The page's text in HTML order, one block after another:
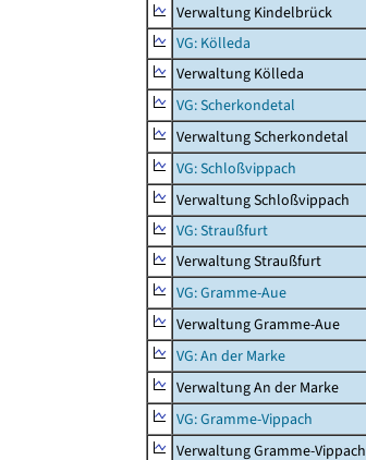
Verwaltung Kindelbrück
VG: Kölleda
Verwaltung Kölleda
VG: Scherkondetal
Verwaltung Scherkondetal
VG: Schloßvippach
Verwaltung Schloßvippach
VG: Straußfurt
Verwaltung Straußfurt
VG: Gramme-Aue
Verwaltung Gramme-Aue
VG: An der Marke
Verwaltung An der Marke
VG: Gramme-Vippach
Verwaltung Gramme-Vippach